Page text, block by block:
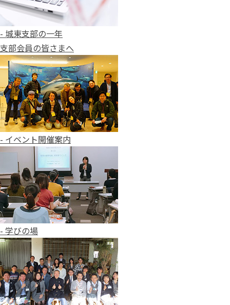
- 城東支部の一年
支部会員の皆さまへ
- イベント開催案内
- 学びの場